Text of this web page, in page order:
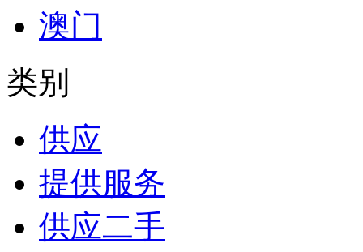
澳门
类别
供应
提供服务
供应二手